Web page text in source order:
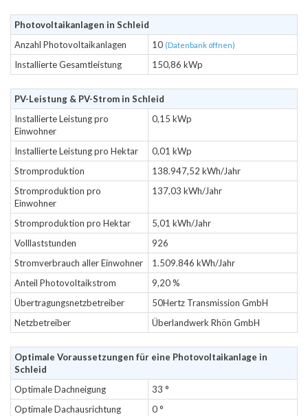
Photovoltaikanlagen in Schleid
Anzahl Photovoltaikanlagen
10 (Datenbank öffnen)
Installierte Gesamtleistung 150,86 kWp
PV-Leistung & PV-Strom in Schleid
Installierte Leistung pro
Einwohner
0,15 kWp
Installierte Leistung pro Hektar
0,01 kWp
Stromproduktion
138.947,52 kWh/Jahr
Stromproduktion pro
Einwohner
137,03 kWh/Jahr
Stromproduktion pro Hektar
5,01 kWh/Jahr
Volllaststunden
926
Stromverbrauch aller Einwohner
1.509.846 kWh/Jahr
Anteil Photovoltaikstrom
9,20 %
Übertragungsnetzbetreiber
50Hertz Transmission GmbH
Netzbetreiber
Überlandwerk Rhön GmbH
Optimale Voraussetzungen für eine Photovoltaikanlage in
Schleid
Optimale Dachneigung
33 °
Optimale Dachausrichtung
0 °